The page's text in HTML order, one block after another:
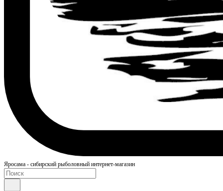
Яросама - сибирский рыболовный интернет-магазин